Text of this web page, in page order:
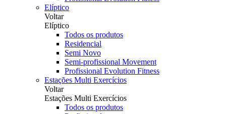
Elíptico
Voltar
Elíptico
Todos os produtos
Residencial
Semi Novo
Semi-profissional Movement
Profissional Evolution Fitness
Estações Multi Exercícios
Voltar
Estações Multi Exercícios
Todos os produtos